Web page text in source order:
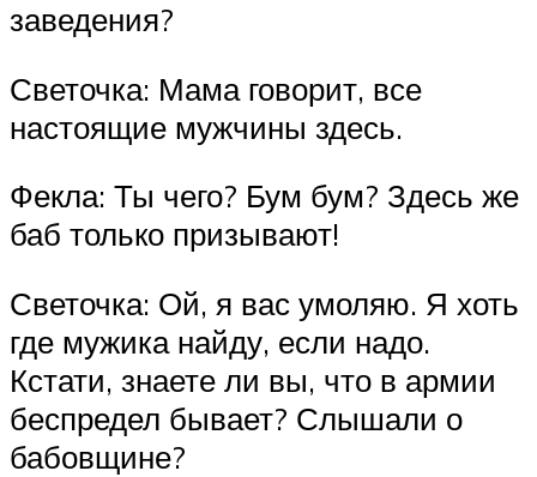
заведения?
Светочка: Мама говорит, все
настоящие мужчины здесь.
Фекла: Ты чего? Бум бум? Здесь же
баб только призывают!
Светочка: Ой, я вас умоляю. Я хоть
где мужика найду, если надо.
Кстати, знаете ли вы, что в армии
беспредел бывает? Слышали о
бабовщине?